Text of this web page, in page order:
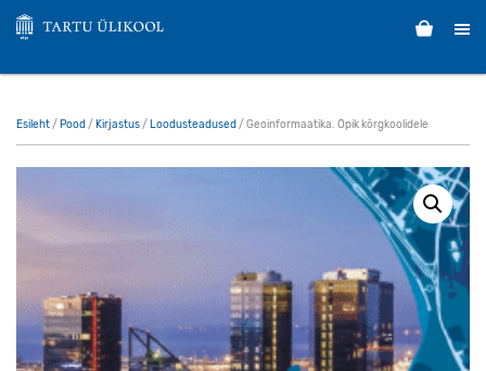
Esileht/ Pood / Kirjastus/ Loodusteadused / Geoinformaatika. Õpik kõrgkoolidele